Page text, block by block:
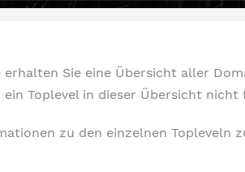
erhalten Sie eine Übersicht aller
Toplevel in dieser Übersicht
zu den einzelnen Topleveln